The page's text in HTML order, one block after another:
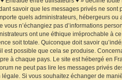
savoir que les messages privés ne sont
quels administrateurs, hébergeurs
vous n’échangiez pas d’informations
ont une éthique irréprochable à
soit totale. Quiconque doit savoir
est possible que cela se produise.
à chaque pays. Le site est hébergé en
ne peut pas lire les messages privés
Si vous souhaitez échanger de